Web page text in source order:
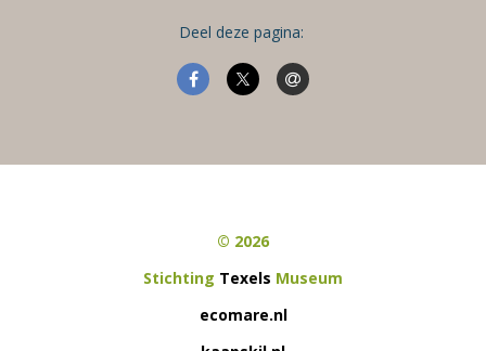
Deel deze pagina:
© 2026
Stichting Texels Museum
ecomare.nl